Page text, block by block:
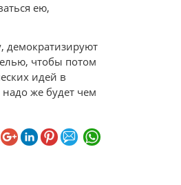
ею,
демократизируют
чтобы потом
идей в
же будет чем